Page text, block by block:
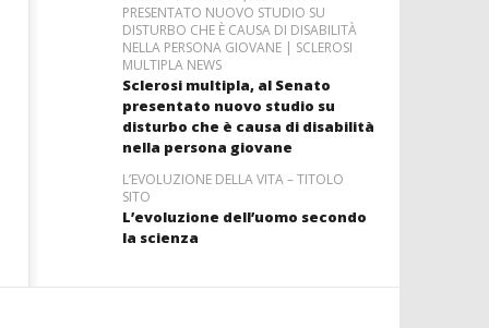
PRESENTATO NUOVO STUDIO SU
DISTURBO CHE È CAUSA DI DISABILITÀ
NELLA PERSONA GIOVANE | SCLEROSI
MULTIPLA NEWS
Sclerosi multipla, al Senato
presentato nuovo studio su
disturbo che è causa di disabilità
nella persona giovane
L’EVOLUZIONE DELLA VITA – TITOLO
SITO
L’evoluzione dell’uomo secondo
la scienza